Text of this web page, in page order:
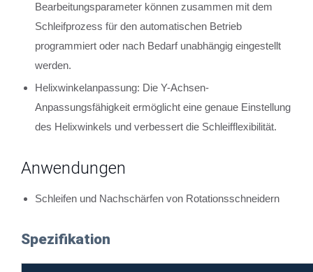
Bearbeitungsparameter können zusammen mit dem
Schleifprozess für den automatischen Betrieb
programmiert oder nach Bedarf unabhängig eingestellt
werden.
Helixwinkelanpassung: Die Y-Achsen-
Anpassungsfähigkeit ermöglicht eine genaue Einstellung
des Helixwinkels und verbessert die Schleifflexibilität.
Anwendungen
Schleifen und Nachschärfen von Rotationsschneidern
Spezifikation